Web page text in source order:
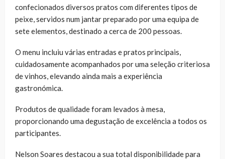
confecionados diversos pratos com diferentes tipos de
peixe, servidos num jantar preparado por uma equipa de
sete elementos, destinado a cerca de 200 pessoas.
O menu incluiu várias entradas e pratos principais,
cuidadosamente acompanhados por uma seleção criteriosa
de vinhos, elevando ainda mais a experiência
gastronómica.
Produtos de qualidade foram levados à mesa,
proporcionando uma degustação de excelência a todos os
participantes.
Nelson Soares destacou a sua total disponibilidade para